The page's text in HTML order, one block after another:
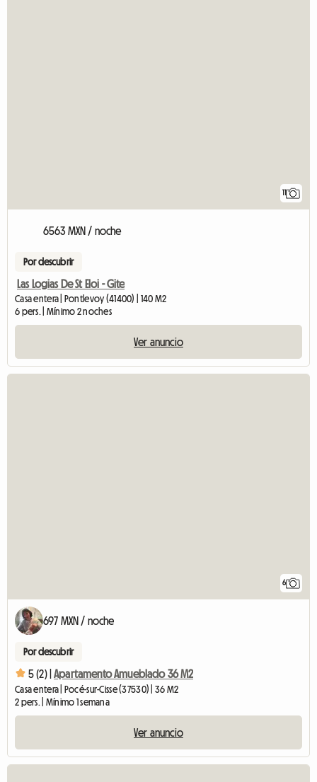
11
6563 MXN / noche
Por descubrir
Las Logias De St Eloi - Gite
Casa entera | Pontlevoy (41400) | 140 M2
6 pers. | Mínimo 2 noches
Ver anuncio
6
697 MXN / noche
Por descubrir
5 (2) | Apartamento Amueblado 36 M2
Casa entera | Pocé-sur-Cisse (37530) | 36 M2
2 pers. | Mínimo 1 semana
Ver anuncio